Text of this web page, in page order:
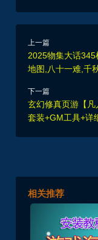
上一篇
2025物集大话
地图,八十一难,千
下一篇
玄幻修真页游【
套装+GM工具+详
相关推荐